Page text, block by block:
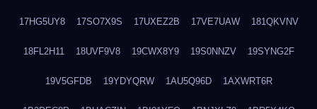
17HG5UY8 17SO7X9S 17UXEZ2B 17VE7UAW 181QKVNV
18FL2H11 18UVF9V8 19CWX8Y9 19S0NNZV 19SYNG2F
19V5GFDB 19YDYQRW 1AU5Q96D 1AXWRT6R